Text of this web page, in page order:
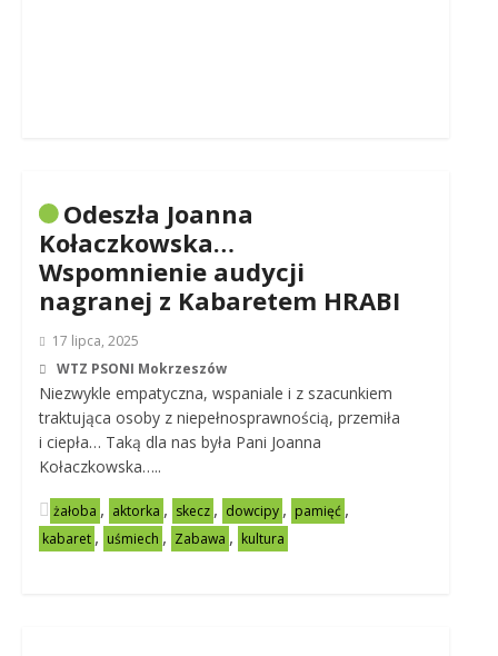
Odeszła Joanna
Kołaczkowska…
Wspomnienie audycji
nagranej z Kabaretem HRABI
17 lipca, 2025
WTZ PSONI Mokrzeszów
Niezwykle empatyczna, wspaniale i z szacunkiem
traktująca osoby z niepełnosprawnością, przemiła
i ciepła… Taką dla nas była Pani Joanna
Kołaczkowska…..
żałoba , aktorka , skecz , dowcipy , pamięć ,
kabaret , uśmiech , Zabawa , kultura